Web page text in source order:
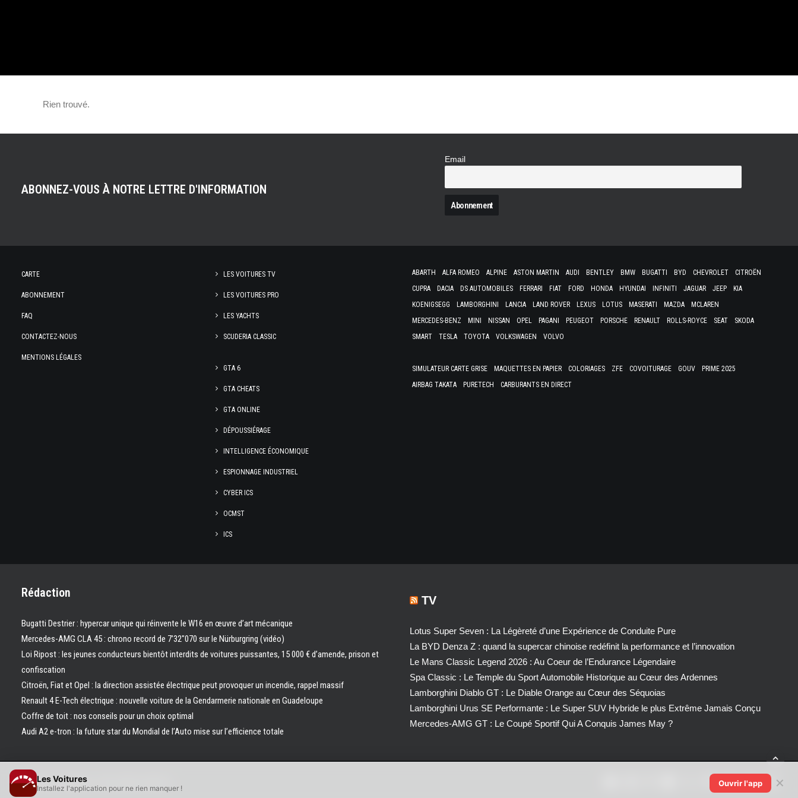
AUTOMOBILISTES !
Rien trouvé.
ABONNEZ-VOUS À NOTRE LETTRE D'INFORMATION
Email
CARTE
ABONNEMENT
FAQ
CONTACTEZ-NOUS
MENTIONS LÉGALES
LES VOITURES TV
LES VOITURES PRO
LES YACHTS
SCUDERIA CLASSIC
GTA 6
GTA CHEATS
GTA ONLINE
DÉPOUSSIÉRAGE
INTELLIGENCE ÉCONOMIQUE
ESPIONNAGE INDUSTRIEL
CYBER ICS
OCMST
ICS
ABARTH ALFA ROMEO ALPINE ASTON MARTIN AUDI BENTLEY BMW BUGATTI BYD CHEVROLET
CITROËN
CUPRA
DACIA DS AUTOMOBILES FERRARI FIAT FORD HONDA HYUNDAI INFINITI JAGUAR JEEP
KIA
KOENIGSEGG
LAMBORGHINI LANCIA LAND ROVER LEXUS LOTUS MASERATI MAZDA
MCLAREN
MERCEDES-BENZ
MINI NISSAN OPEL PAGANI PEUGEOT PORSCHE RENAULT ROLLS-ROYCE SEAT
SKODA
SMART
TESLA TOYOTA VOLKSWAGEN VOLVO
SIMULATEUR CARTE GRISE MAQUETTES EN PAPIER COLORIAGES ZFE COVOITURAGE GOUV
PRIME 2025
AIRBAG TAKATA
PURETECH CARBURANTS EN DIRECT
Rédaction
Bugatti Destrier : hypercar unique qui réinvente le W16 en œuvre d’art mécanique
Mercedes-AMG CLA 45 : chrono record de 7’32″070 sur le Nürburgring (vidéo)
Loi Ripost : les jeunes conducteurs bientôt interdits de voitures puissantes, 15 000 € d’amende, prison et
confiscation
Citroën, Fiat et Opel : la direction assistée électrique peut provoquer un incendie, rappel massif
Renault 4 E-Tech électrique : nouvelle voiture de la Gendarmerie nationale en Guadeloupe
Coffre de toit : nos conseils pour un choix optimal
Audi A2 e-tron : la future star du Mondial de l’Auto mise sur l’efficience totale
TV
Lotus Super Seven : La Légèreté d’une Expérience de Conduite Pure
La BYD Denza Z : quand la supercar chinoise redéfinit la performance et l’innovation
Le Mans Classic Legend 2026 : Au Coeur de l’Endurance Légendaire
Spa Classic : Le Temple du Sport Automobile Historique au Cœur des Ardennes
Lamborghini Diablo GT : Le Diable Orange au Cœur des Séquoias
Lamborghini Urus SE Performante : Le Super SUV Hybride le plus Extrême Jamais Conçu
Mercedes-AMG GT : Le Coupé Sportif Qui A Conquis James May ?
© 2026 Les Voitures. | Tous droits réservés.
Les Voitures
Installez l'application pour ne rien manquer !
Ouvrir l'app ✕